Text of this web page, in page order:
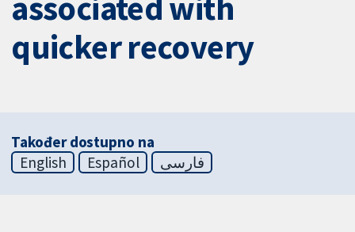
quicker recovery
Također dostupno na
English
Español فارسی